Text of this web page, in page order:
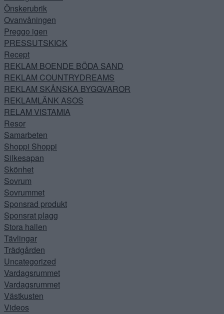
Önskerubrik
Ovanvåningen
Preggo igen
PRESSUTSKICK
Recept
REKLAM BOENDE BÖDA SAND
REKLAM COUNTRYDREAMS
REKLAM SKÅNSKA BYGGVAROR
REKLAMLÄNK ASOS
RELAM VISTAMIA
Resor
Samarbeten
Shoppi Shoppi
Silkesapan
Skönhet
Sovrum
Sovrummet
Sponsrad produkt
Sponsrat plagg
Stora hallen
Tävlingar
Trädgården
Uncategorized
Vardagsrummet
Vardagsrummet
Västkusten
Videos